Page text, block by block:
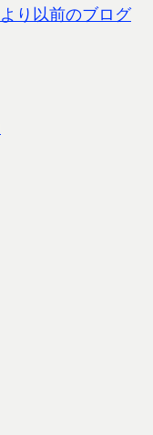
より以前のブログ